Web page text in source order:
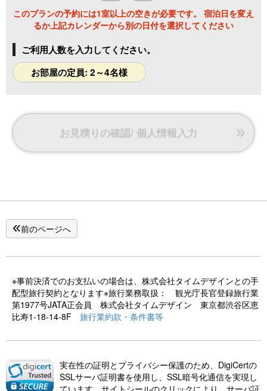
■間取り■(52㎡)
和室10畳＋ツインベッド/リビングルーム/陶器露天風呂/テラ
※3名様以上のご利用の際は、エキストラベッドをご用意いた
します。
■お部屋特典■
アルコール、ソフトドリンク等すべてフリーでお楽しみいた
＜特典２＞
■客室設備■
清浄機/冷蔵庫/トイレ
このプランの予約には1室以上の空きが必要です。 宿泊日を変え
るか上記カレンダーから別の日付を選択してください
ご利用人数を入力してください。
お部屋の定員: 2～4名様
お見積りの確認/ 個人情報入力
前のページへ
※事前決済でのお支払いの場合は、株式会社タイムデザインとの手
配型旅行契約となります※旅行業務取扱： 観光庁長官登録旅行業
第1977号JATA正会員 株式会社タイムデザイン 東京都渋谷区恵
比寿1-18-14-8F 旅行業約款・条件書等
実在性の証明とプライバシー保護のため、DigiCertの
SSLサーバ証明書を使用し、SSL暗号化通信を実現し
ています。サイトシールのクリックにより、サーバ証